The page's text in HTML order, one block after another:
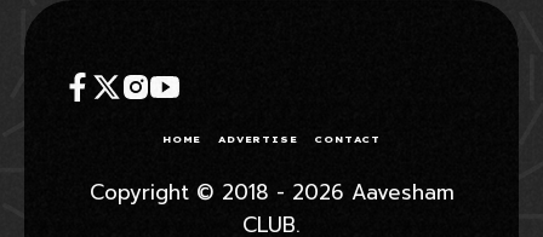
HOME ADVERTISE CONTACT
Copyright © 2018 - 2026 Aavesham
CLUB.